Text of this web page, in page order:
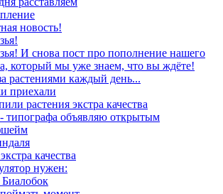
новость!
И снова пост про пополнение нашего
который мы уже знаем, что вы ждёте!
растениями каждый день...
приехали
растения экстра качества
типографа объявляю открытым
качества
нужен: